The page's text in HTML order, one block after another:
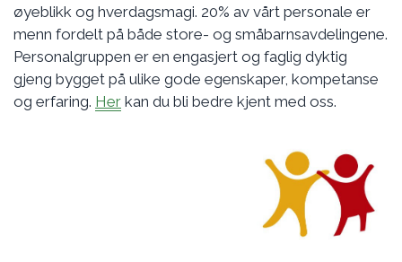
øyeblikk og hverdagsmagi. 20% av vårt personale er
menn fordelt på både store- og småbarnsavdelingene.
Personalgruppen er en engasjert og faglig dyktig
gjeng bygget på ulike gode egenskaper, kompetanse
og erfaring. Her kan du bli bedre kjent med oss.